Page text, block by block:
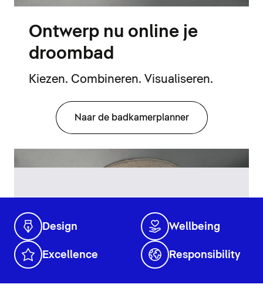
Ontwerp nu online je
droombad
Kiezen. Combineren. Visualiseren.
Naar de badkamerplanner
Design Wellbeing
Excellence Responsibility